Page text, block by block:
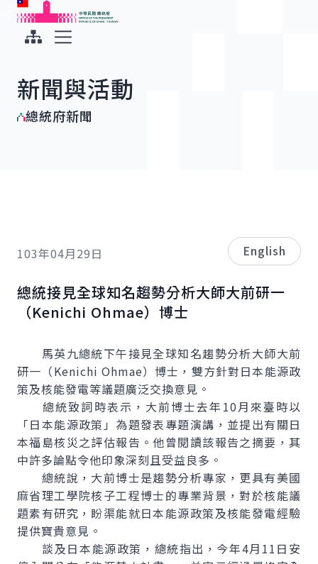
跳到主要內容
中華民國總統府
新聞與活動
總統府新聞
103年04月29日 English
總統接見全球知名趨勢分析大師大前研一
（Kenichi Ohmae）博士
馬英九總統下午接見全球知名趨勢分析大師大前
研一（Kenichi Ohmae）博士，雙方針對日本能源政
策及核能發電等議題廣泛交換意見。
總統致詞時表示，大前博士去年10月來臺時以
「日本能源政策」為題發表專題演講，並提出有關日
本福島核災之評估報告。他曾閱讀該報告之摘要，其
中許多論點令他印象深刻且受益良多。
總統說，大前博士是趨勢分析專家，更具有美國
麻省理工學院核子工程博士的專業背景，對於核能議
題素有研究，盼渠能就日本能源政策及核能發電經驗
提供寶貴意見。
談及日本能源政策，總統指出，今年4月11日安